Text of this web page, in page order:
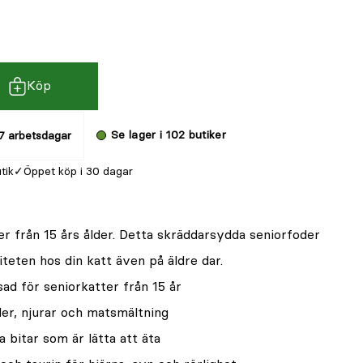
Köp
arbetsdagar Se lager i 102 butiker
Öppet köp i 30 dagar
15 års ålder. Detta skräddarsydda seniorfoder
hos din katt även på äldre dar.
för seniorkatter från 15 år
njurar och matsmältning
bitar som är lätta att äta